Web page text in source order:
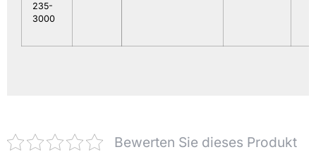
235-
3000
Bewerten Sie dieses Produkt